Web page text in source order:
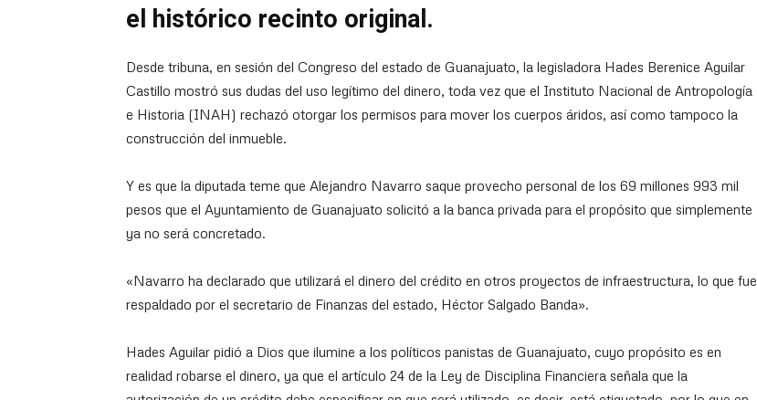
el histórico recinto original.
Desde tribuna, en sesión del Congreso del estado de Guanajuato, la legisladora Hades Berenice Aguilar
Castillo mostró sus dudas del uso legítimo del dinero, toda vez que el Instituto Nacional de Antropología
e Historia (INAH) rechazó otorgar los permisos para mover los cuerpos áridos, así como tampoco la
construcción del inmueble.
Y es que la diputada teme que Alejandro Navarro saque provecho personal de los 69 millones 993 mil
pesos que el Ayuntamiento de Guanajuato solicitó a la banca privada para el propósito que simplemente
ya no será concretado.
«Navarro ha declarado que utilizará el dinero del crédito en otros proyectos de infraestructura, lo que fue
respaldado por el secretario de Finanzas del estado, Héctor Salgado Banda».
Hades Aguilar pidió a Dios que ilumine a los políticos panistas de Guanajuato, cuyo propósito es en
realidad robarse el dinero, ya que el artículo 24 de la Ley de Disciplina Financiera señala que la